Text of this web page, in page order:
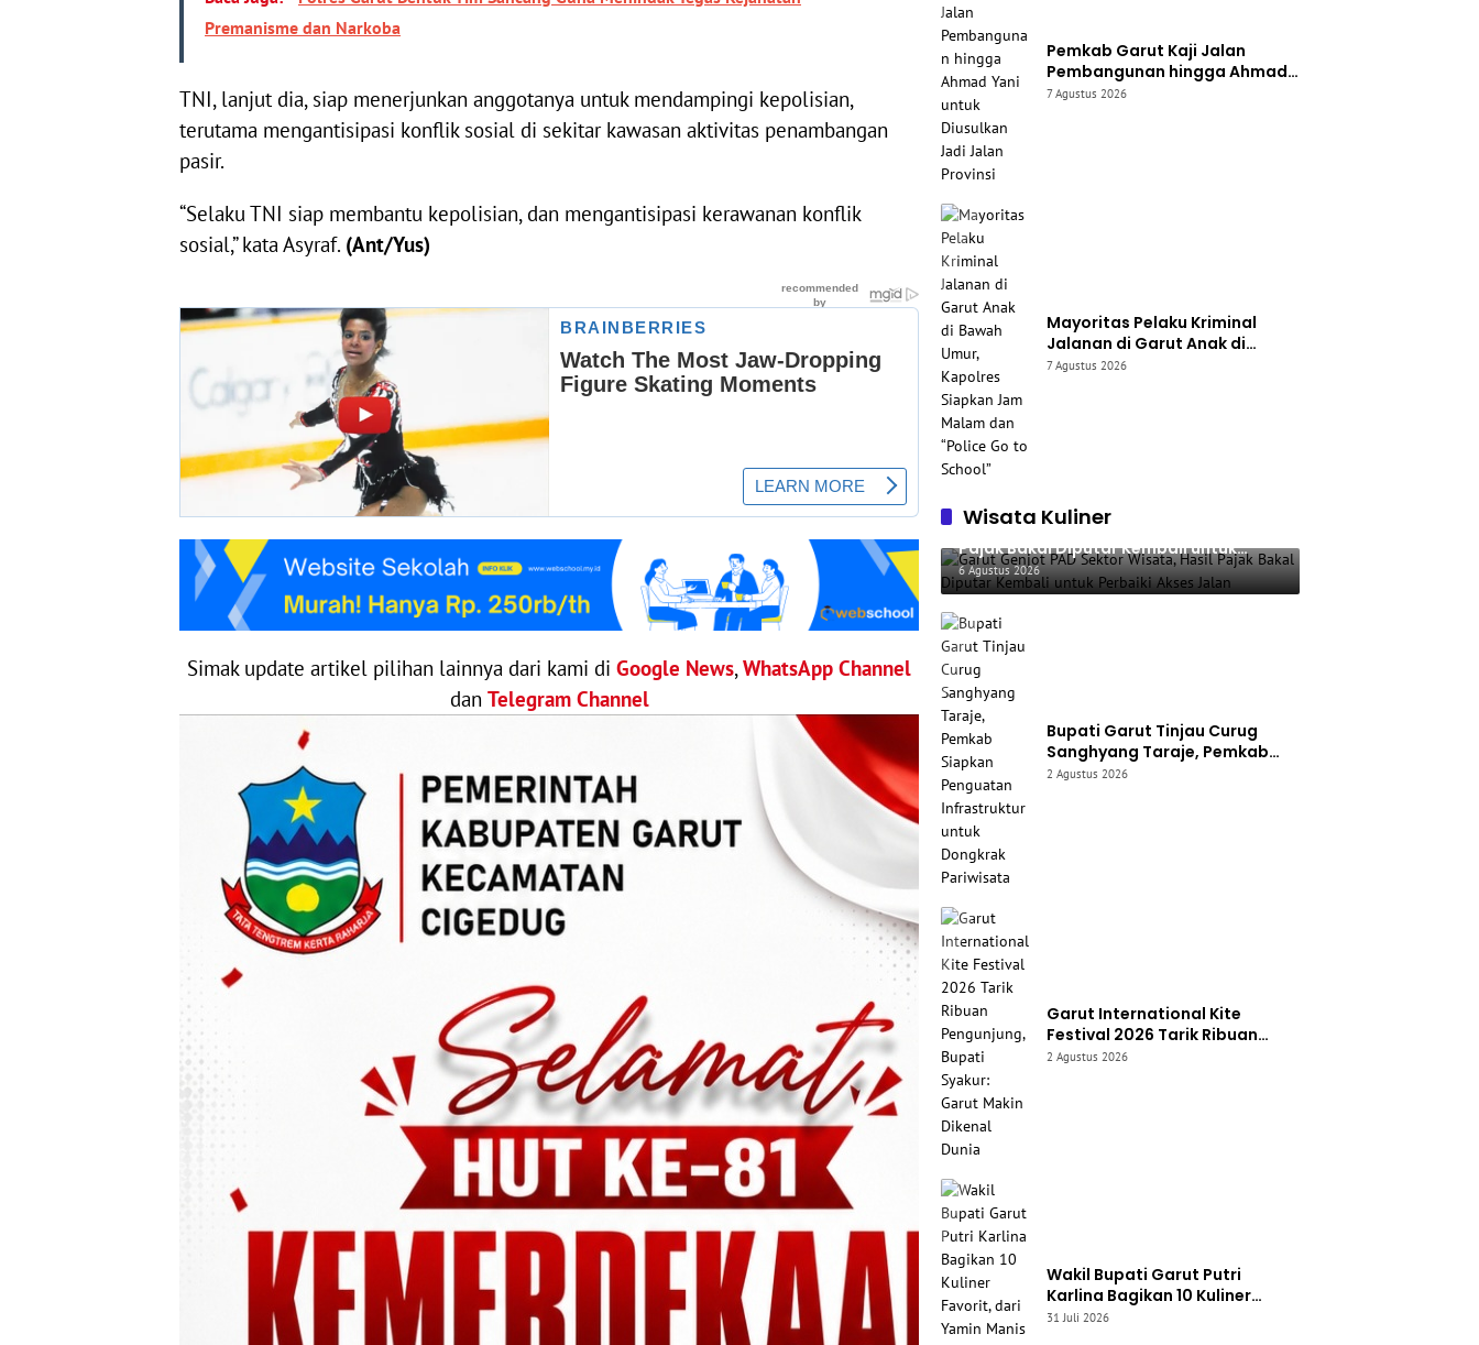
Premanisme dan Narkoba
TNI, lanjut dia, siap menerjunkan anggotanya untuk mendampingi kepolisian,
terutama mengantisipasi konflik sosial di sekitar kawasan aktivitas penambangan
pasir.
“Selaku TNI siap membantu kepolisian, dan mengantisipasi kerawanan konflik
sosial,” kata Asyraf. (Ant/Yus)
Simak update artikel pilihan lainnya dari kami di Google News, WhatsApp Channel
dan Telegram Channel
Pemkab Garut Kaji Jalan
Pembangunan hingga Ahmad
Yani untuk Diusulkan Jadi Jalan
7 Agustus 2026
Mayoritas Pelaku Kriminal
Jalanan di Garut Anak di
Bawah Umur, Kapolres Siapkan
7 Agustus 2026
Wisata Kuliner
Garut Genjot PAD Sektor Wisata, Hasil
Pajak Bakal Diputar Kembali untuk
Perbaiki Akses Jalan
6 Agustus 2026
Bupati Garut Tinjau Curug
Sanghyang Taraje, Pemkab
Siapkan Penguatan
2 Agustus 2026
Garut International Kite
Festival 2026 Tarik Ribuan
Pengunjung, Bupati Syakur:
2 Agustus 2026
Wakil Bupati Garut Putri
Karlina Bagikan 10 Kuliner
Favorit, dari Yamin Manis
31 Juli 2026